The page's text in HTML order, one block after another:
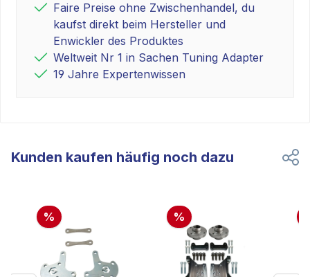
Faire Preise ohne Zwischenhandel, du
kaufst direkt beim Hersteller und
Enwickler des Produktes
Weltweit Nr 1 in Sachen Tuning Adapter
19 Jahre Expertenwissen
Kunden kaufen häufig noch dazu
% %